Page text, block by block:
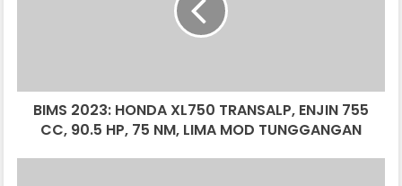
90.5
HP,BIMS 2023: HONDA XL750 TRANSALP, ENJIN 755
CC, 90.5 HP, 75 NM, LIMA MOD TUNGGANGAN